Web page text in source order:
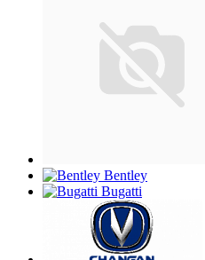
Bentley
Bugatti